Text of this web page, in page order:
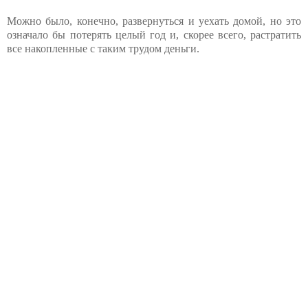
Можно было, конечно, развернуться и уехать домой, но это
означало бы потерять целый год и, скорее всего, растратить
все накопленные с таким трудом деньги.